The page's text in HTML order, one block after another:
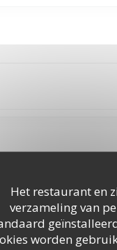
Het restaurant en
verzameling van
worden